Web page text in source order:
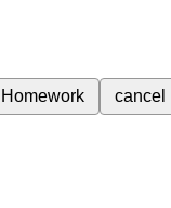
Homework cancel